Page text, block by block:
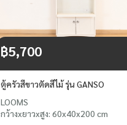
฿5,700
ตู้ครัวสีขาวตัดสีไม้ รุ่น GANSO
LOOMS
กว้างxยาวxสูง: 60x40x200 cm